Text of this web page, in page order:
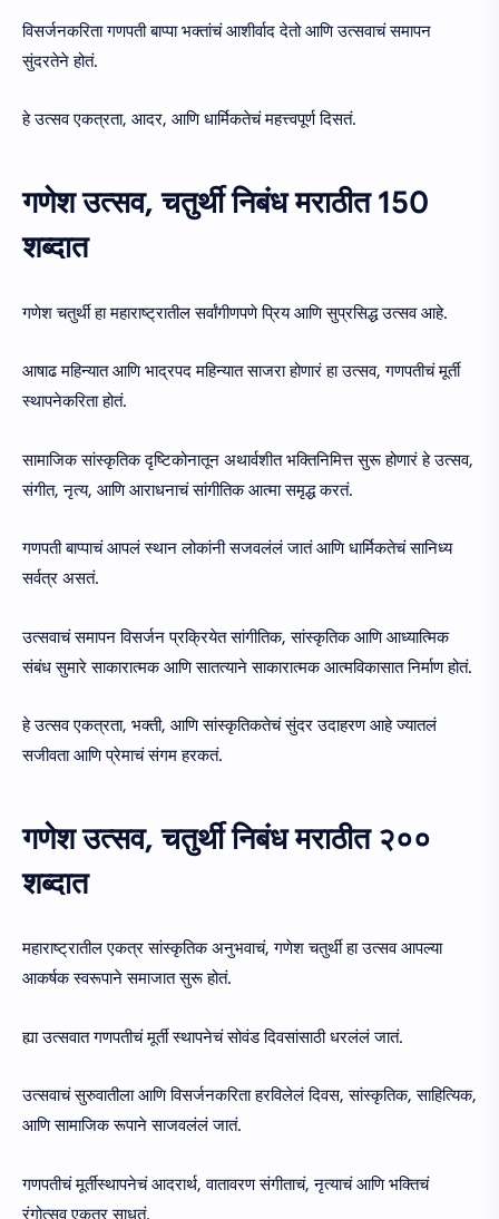
विसर्जनकरिता गणपती बाप्पा भक्तांचं आशीर्वाद देतो आणि उत्सवाचं समापन
सुंदरतेने होतं.
हे उत्सव एकत्रता, आदर, आणि धार्मिकतेचं महत्त्वपूर्ण दिसतं.
गणेश उत्सव, चतुर्थी निबंध मराठीत 150
शब्दात
गणेश चतुर्थी हा महाराष्ट्रातील सर्वांगीणपणे प्रिय आणि सुप्रसिद्ध उत्सव आहे.
आषाढ महिन्यात आणि भाद्रपद महिन्यात साजरा होणारं हा उत्सव, गणपतीचं मूर्ती
स्थापनेकरिता होतं.
सामाजिक सांस्कृतिक दृष्टिकोनातून अथार्वशीत भक्तिनिमित्त सुरू होणारं हे उत्सव,
संगीत, नृत्य, आणि आराधनाचं सांगीतिक आत्मा समृद्ध करतं.
गणपती बाप्पाचं आपलं स्थान लोकांनी सजवलंलं जातं आणि धार्मिकतेचं सानिध्य
सर्वत्र असतं.
उत्सवाचं समापन विसर्जन प्रक्रियेत सांगीतिक, सांस्कृतिक आणि आध्यात्मिक
संबंध सुमारे साकारात्मक आणि सातत्याने साकारात्मक आत्मविकासात निर्माण होतं.
हे उत्सव एकत्रता, भक्ती, आणि सांस्कृतिकतेचं सुंदर उदाहरण आहे ज्यातलं
सजीवता आणि प्रेमाचं संगम हरकतं.
गणेश उत्सव, चतुर्थी निबंध मराठीत २००
शब्दात
महाराष्ट्रातील एकत्र सांस्कृतिक अनुभवाचं, गणेश चतुर्थी हा उत्सव आपल्या
आकर्षक स्वरूपाने समाजात सुरू होतं.
ह्या उत्सवात गणपतीचं मूर्ती स्थापनेचं सोवंड दिवसांसाठी धरलंलं जातं.
उत्सवाचं सुरुवातीला आणि विसर्जनकरिता हरविलेलं दिवस, सांस्कृतिक, साहित्यिक,
आणि सामाजिक रूपाने साजवलंलं जातं.
गणपतीचं मूर्तीस्थापनेचं आदरार्थ, वातावरण संगीताचं, नृत्याचं आणि भक्तिचं
रंगोत्सव एकत्र साधतं.